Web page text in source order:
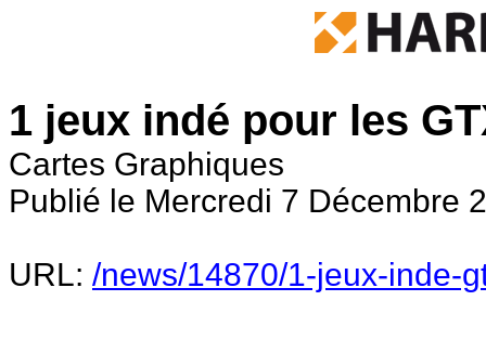
1 jeux indé pour les
Cartes Graphiques
Publié le Mercredi 7 Décembre
URL: /news/14870/1-jeux-inde-